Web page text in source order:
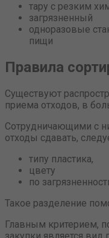
тару с резким
загрязненный
одноразовые
пищи
Правила
Существуют
приема отходов, в
Сотрудничающими с
отходы сдавать,
типу пластика,
цвету
по
Такое разделение
Главным критерием,